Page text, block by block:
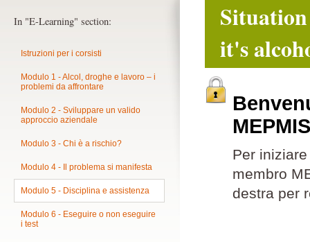
it's
MEPMIS
Per
membro
destra per
In "E-Learning" section:
Istruzioni per i corsisti
Modulo 1 - Alcol, droghe e lavoro – i
problemi da affrontare
Modulo 2 - Sviluppare un valido
approccio aziendale
Modulo 3 - Chi è a rischio?
Modulo 4 - Il problema si manifesta
Modulo 5 - Disciplina e assistenza
Modulo 6 - Eseguire o non eseguire
i test